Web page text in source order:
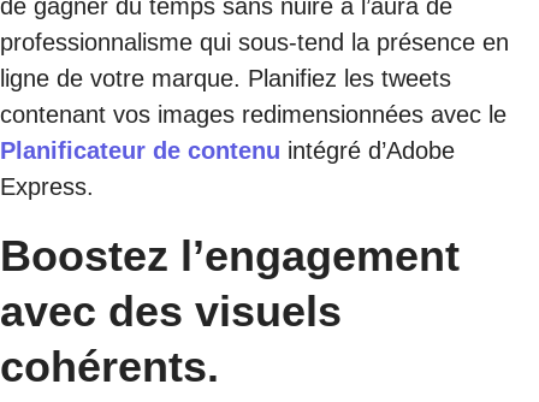
de gagner du temps sans nuire à l’aura de
professionnalisme qui sous-tend la présence en
ligne de votre marque. Planifiez les tweets
contenant vos images redimensionnées avec le
Planificateur de contenu intégré d’Adobe
Express.
Boostez l’engagement
avec des visuels
cohérents.